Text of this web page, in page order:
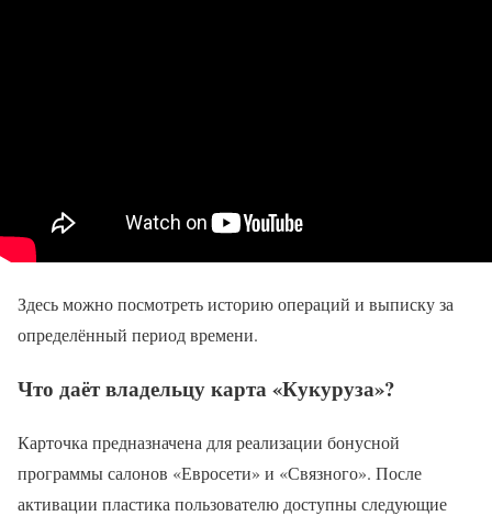
Здесь можно посмотреть историю операций и выписку за
определённый период времени.
Что даёт владельцу карта «Кукуруза»?
Карточка предназначена для реализации бонусной
программы салонов «Евросети» и «Связного». После
активации пластика пользователю доступны следующие